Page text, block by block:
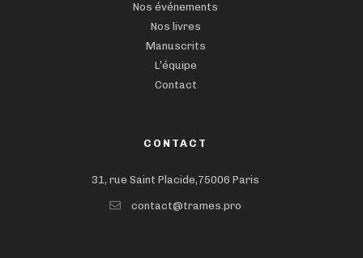
Nos événements
Nos livres
Manuscrits
L’équipe
Contact
CONTACT
31, rue Saint Placide,75006 Paris
contact@trames.pro